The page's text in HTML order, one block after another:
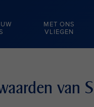
MET ONS
VLIEGEN
van